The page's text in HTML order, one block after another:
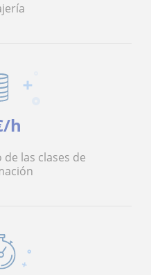
h
las clases de